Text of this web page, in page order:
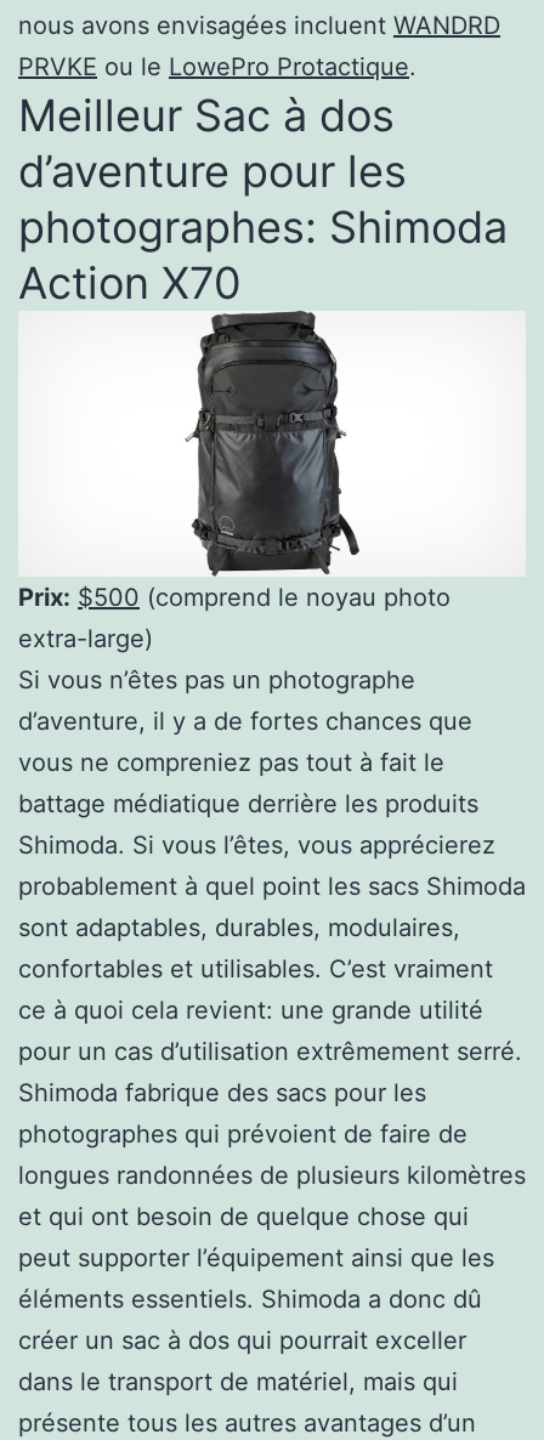
nous avons envisagées incluent WANDRD
PRVKE ou le LowePro Protactique.
Meilleur Sac à dos
d’aventure pour les
photographes: Shimoda
Action X70
Prix: $500 (comprend le noyau photo
extra-large)
Si vous n’êtes pas un photographe
d’aventure, il y a de fortes chances que
vous ne compreniez pas tout à fait le
battage médiatique derrière les produits
Shimoda. Si vous l’êtes, vous apprécierez
probablement à quel point les sacs Shimoda
sont adaptables, durables, modulaires,
confortables et utilisables. C’est vraiment
ce à quoi cela revient: une grande utilité
pour un cas d’utilisation extrêmement serré.
Shimoda fabrique des sacs pour les
photographes qui prévoient de faire de
longues randonnées de plusieurs kilomètres
et qui ont besoin de quelque chose qui
peut supporter l’équipement ainsi que les
éléments essentiels. Shimoda a donc dû
créer un sac à dos qui pourrait exceller
dans le transport de matériel, mais qui
présente tous les autres avantages d’un